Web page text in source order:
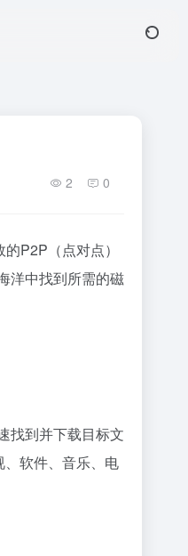
2 0
P2P（点对点）
洋中找到所需的磁
找到并下载目标文
软件、音乐、电